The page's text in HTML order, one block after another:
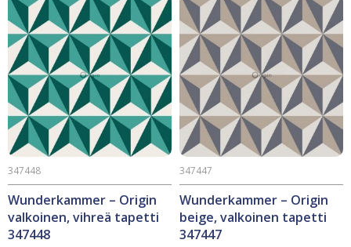
Wunderkammer – Origin
valkoinen, vihreä tapetti
347448
347448
Wunderkammer – Origin
beige, valkoinen tapetti
347447
347447